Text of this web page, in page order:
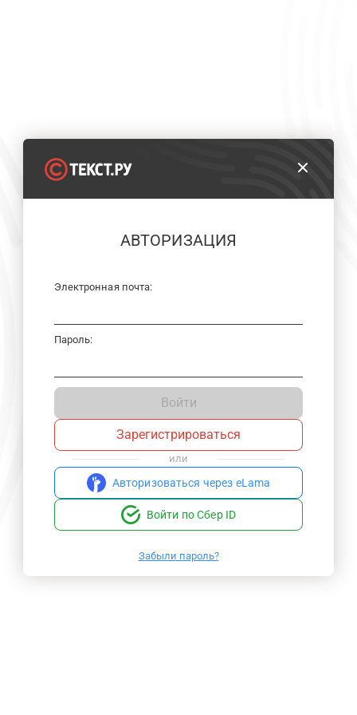
АВТОРИЗАЦИЯ
Электронная почта:
Пароль:
Войти
Зарегистрироваться
или
Авторизоваться через eLama
Войти по Сбер ID
Забыли пароль?